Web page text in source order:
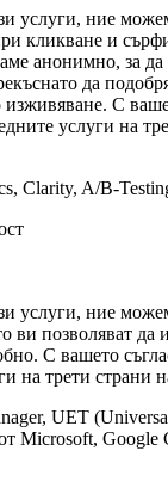
услуги, ние
кликване и
анонимно, за
да
изживяване. С
услуги на
Clarity, A/B-
услуги, ние
ви позволяват да
С вашето
на трети страни
UET
Microsoft, Google